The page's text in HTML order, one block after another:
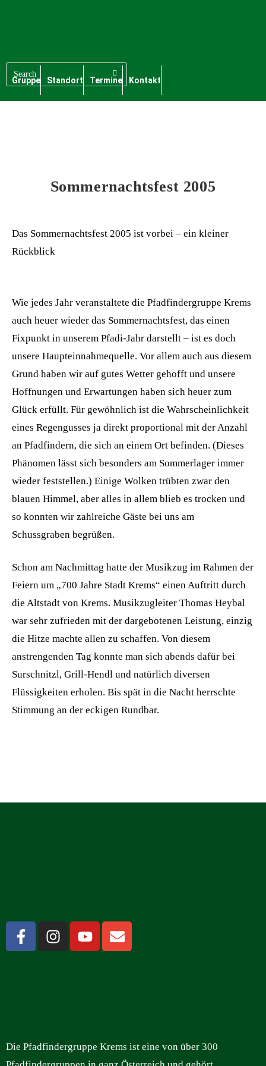
Gruppe Standort Termine Kontakt
Sommernachtsfest 2005
Das Sommernachtsfest 2005 ist vorbei – ein kleiner
Rückblick
Wie jedes Jahr veranstaltete die Pfadfindergruppe Krems
auch heuer wieder das Sommernachtsfest, das einen
Fixpunkt in unserem Pfadi-Jahr darstellt – ist es doch
unsere Haupteinnahmequelle. Vor allem auch aus diesem
Grund haben wir auf gutes Wetter gehofft und unsere
Hoffnungen und Erwartungen haben sich heuer zum
Glück erfüllt. Für gewöhnlich ist die Wahrscheinlichkeit
eines Regengusses ja direkt proportional mit der Anzahl
an Pfadfindern, die sich an einem Ort befinden. (Dieses
Phänomen lässt sich besonders am Sommerlager immer
wieder feststellen.) Einige Wolken trübten zwar den
blauen Himmel, aber alles in allem blieb es trocken und
so konnten wir zahlreiche Gäste bei uns am
Schussgraben begrüßen.
Schon am Nachmittag hatte der Musikzug im Rahmen der
Feiern um „700 Jahre Stadt Krems“ einen Auftritt durch
die Altstadt von Krems. Musikzugleiter Thomas Heybal
war sehr zufrieden mit der dargebotenen Leistung, einzig
die Hitze machte allen zu schaffen. Von diesem
anstrengenden Tag konnte man sich abends dafür bei
Surschnitzl, Grill-Hendl und natürlich diversen
Flüssigkeiten erholen. Bis spät in die Nacht herrschte
Stimmung an der eckigen Rundbar.
Die Pfadfindergruppe Krems ist eine von über 300